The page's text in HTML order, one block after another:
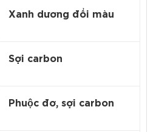
Xanh dương đổi màu
Sợi carbon
Phuộc đơ, sợi carbon